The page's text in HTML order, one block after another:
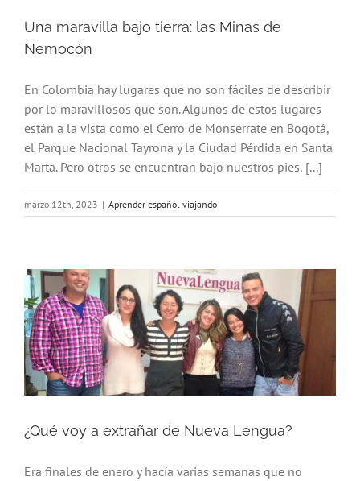
Una maravilla bajo tierra: las Minas de
Nemocón
En Colombia hay lugares que no son fáciles de describir
por lo maravillosos que son. Algunos de estos lugares
están a la vista como el Cerro de Monserrate en Bogotá,
el Parque Nacional Tayrona y la Ciudad Pérdida en Santa
Marta. Pero otros se encuentran bajo nuestros pies, [...]
marzo 12th, 2023 | Aprender español viajando
¿Qué voy a extrañar de Nueva Lengua?
Era finales de enero y hacía varias semanas que no